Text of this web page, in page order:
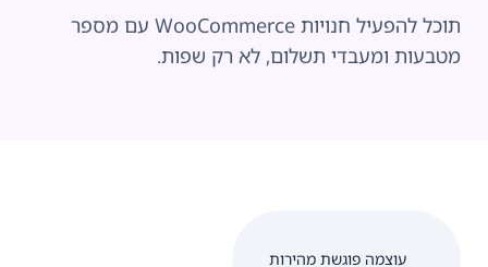
תוכל להפעיל חנויות WooCommerce עם מספר
מטבעות ומעבדי תשלום, לא רק שפות.
עוצמה פוגשת מהירות